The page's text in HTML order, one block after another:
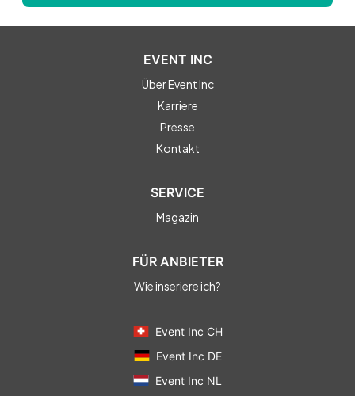
EVENT INC
Über Event Inc
Karriere
Presse
Kontakt
SERVICE
Magazin
FÜR ANBIETER
Wie inseriere ich?
Event Inc CH
Event Inc DE
Event Inc NL